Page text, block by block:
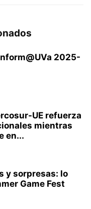
2025-
UE refuerza
mientras
en...
y sorpresas: lo
Game Fest